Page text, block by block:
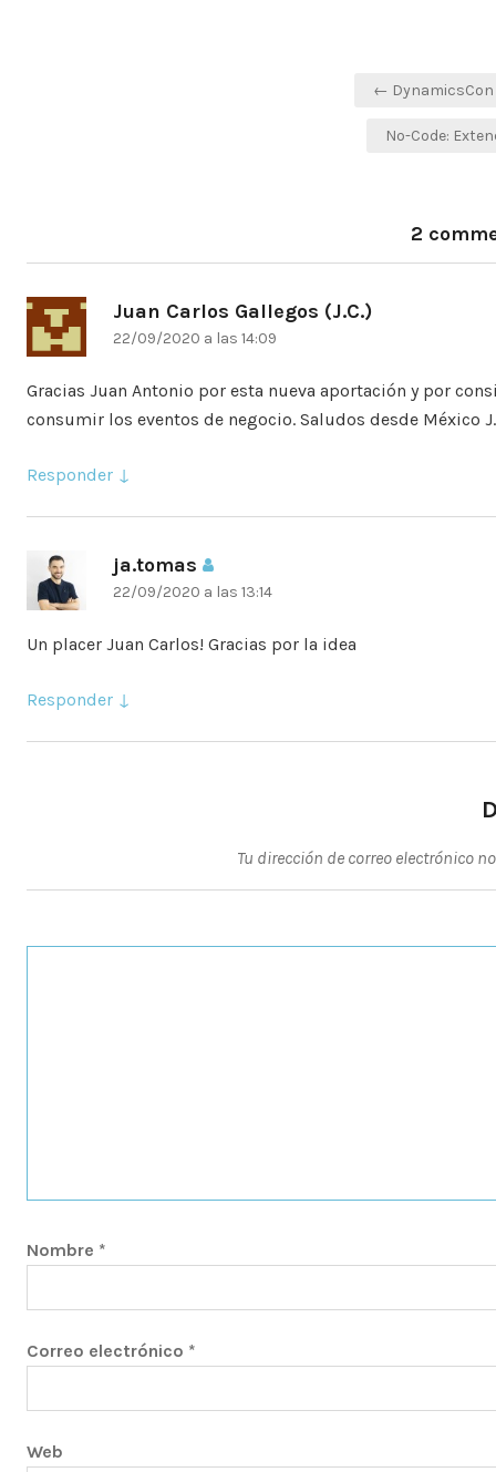
←
No-Code:
2
Juan Carlos Gallegos (J.C.)
22/09/2020 a las 14:09
Gracias Juan Antonio por esta nueva aportación y por
consumir los eventos de negocio. Saludos desde México
Responder
ja.tomas
22/09/2020 a las 13:14
Un placer Juan Carlos! Gracias por la idea
Responder
Tu dirección de correo electrónico
Nombre *
Correo electrónico *
Web